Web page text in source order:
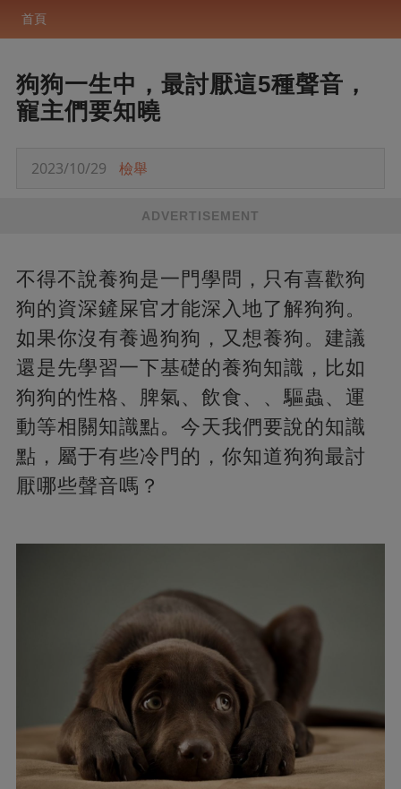
首頁
狗狗一生中，最討厭這5種聲音，
寵主們要知曉
2023/10/29 檢舉
ADVERTISEMENT
不得不說養狗是一門學問，只有喜歡狗
狗的資深鏟屎官才能深入地了解狗狗。
如果你沒有養過狗狗，又想養狗。建議
還是先學習一下基礎的養狗知識，比如
狗狗的性格、脾氣、飲食、、驅蟲、運
動等相關知識點。今天我們要說的知識
點，屬于有些冷門的，你知道狗狗最討
厭哪些聲音嗎？